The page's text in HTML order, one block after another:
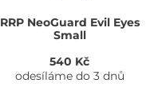
RRPNeoGuard Evil Eyes
Small
540 Kč
odesíláme do 3 dnů